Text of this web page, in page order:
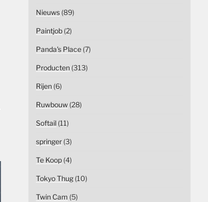
Nieuws(89)
Paintjob(2)
Panda's Place(7)
Producten(313)
Rijen(6)
Ruwbouw(28)
Softail(11)
springer(3)
Te Koop(4)
Tokyo Thug(10)
Twin Cam (5)